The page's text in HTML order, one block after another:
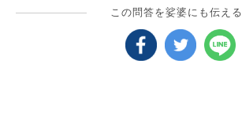
この問答を娑婆にも伝える